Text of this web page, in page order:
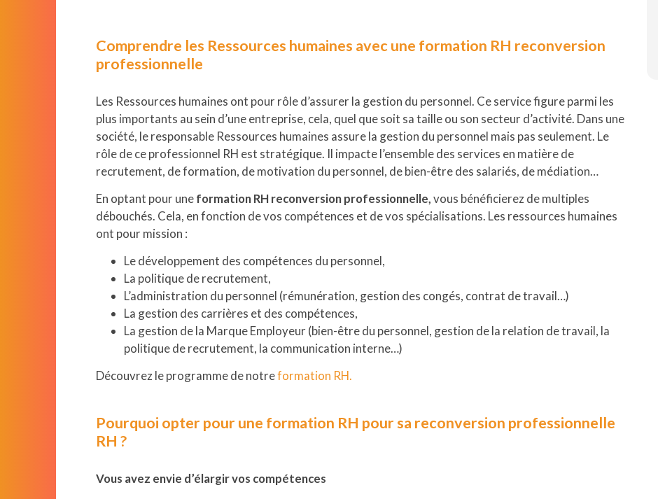
Comprendre les Ressources humaines avec une formation RH reconversion
professionnelle
Les Ressources humaines ont pour rôle d’assurer la gestion du personnel. Ce service figure parmi les
plus importants au sein d’une entreprise, cela, quel que soit sa taille ou son secteur d’activité. Dans une
société, le responsable Ressources humaines assure la gestion du personnel mais pas seulement. Le
rôle de ce professionnel RH est stratégique. Il impacte l’ensemble des services en matière de
recrutement, de formation, de motivation du personnel, de bien-être des salariés, de médiation…
En optant pour uneformation RH reconversion professionnelle,vous bénéficierez de multiples
débouchés. Cela, en fonction de vos compétences et de vos spécialisations. Les ressources humaines
ont pour mission :
Le développement des compétences du personnel,
La politique de recrutement,
L’administration du personnel (rémunération, gestion des congés, contrat de travail…)
La gestion des carrières et des compétences,
La gestion de la Marque Employeur (bien-être du personnel, gestion de la relation de travail, la
politique de recrutement, la communication interne…)
Découvrez le programme de notreformation RH.
Pourquoi opter pour une formation RH pour sa reconversion professionnelle
RH ?
Vous avez envie d’élargir vos compétences